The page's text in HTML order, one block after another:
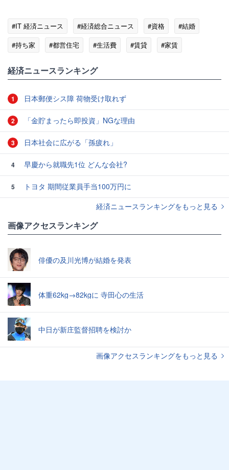
#IT 経済ニュース #経済総合ニュース #資格
#結婚
#持ち家
#都営住宅 #生活費 #賃貸
#家賃
経済ニュースランキング
1 日本郵便シス障 荷物受け取れず
2 「金貯まったら即投資」NGな理由
3 日本社会に広がる「孫疲れ」
4 早慶から就職先1位 どんな会社?
5
トヨタ 期間従業員手当100万円に
経済ニュースランキングをもっと見る
画像アクセスランキング
俳優の及川光博が結婚を発表
体重62kg→82kgに 寺田心の生活
中日が新庄監督招聘を検討か
画像アクセスランキングをもっと見る